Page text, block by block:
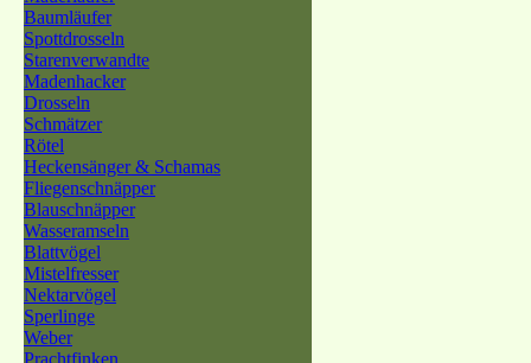
Baumläufer
Spottdrosseln
Starenverwandte
Madenhacker
Drosseln
Schmätzer
Rötel
Heckensänger & Schamas
Fliegenschnäpper
Blauschnäpper
Wasseramseln
Blattvögel
Mistelfresser
Nektarvögel
Sperlinge
Weber
Prachtfinken